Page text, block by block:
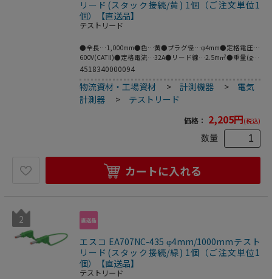
リード(スタック接続/黄) 1個（ご注文単位1
個）【直送品】
テストリード
●全長…1,000mm●色…黄●プラグ径…φ4mm●定格電圧…
600V(CATII)●定格電流…32A●リード線…2.5m㎡●重量(g)
…64●プラグ材質…ニッケル●ケーブル材質…PVC●柔軟性
の接続に適しています。●両端にスタッキング可能な
φ4mmMULTILAMプラグ。●接触保護用の収納式スリーブ付
●※プラグとソケットの両方がMULTILAMの場合は接続でき
ません。●MULTILAM付（ばね形状の多面接触子付）●梱包
サイズ:139×125×24●梱包重量64g
4518340000094
物流資材・工場資材 >計測機器 > 電気
計測器
> テストリード
価格： 2,205円(税込)
数量
カートに入れる
2
エスコ EA707NC-435 φ4mm/1000mmテスト
リード(スタック接続/緑) 1個（ご注文単位1
個）【直送品】
テストリード